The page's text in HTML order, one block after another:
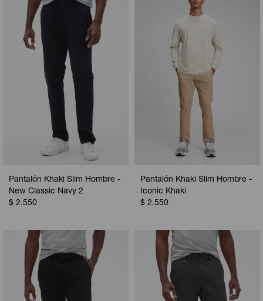
Pantalón Khaki Slim Hombre -
New Classic Navy 2
$ 2.550
Pantalón Khaki Slim Hombre -
Iconic Khaki
$ 2.550
Camperas
Musculosas
Shorts
Vestidos y polleras
Pijamas
Camperas
Chalecos
Shorts
Ropa interior
Camperas
Chalecos
Ropa interior
Pijamas
Camperas
Pijamas
Sets